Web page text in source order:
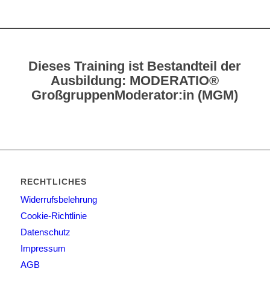
Dieses Training ist Bestandteil der
Ausbildung: MODERATIO®
GroßgruppenModerator:in (MGM)
RECHTLICHES
Widerrufsbelehrung
Cookie-Richtlinie
Datenschutz
Impressum
AGB